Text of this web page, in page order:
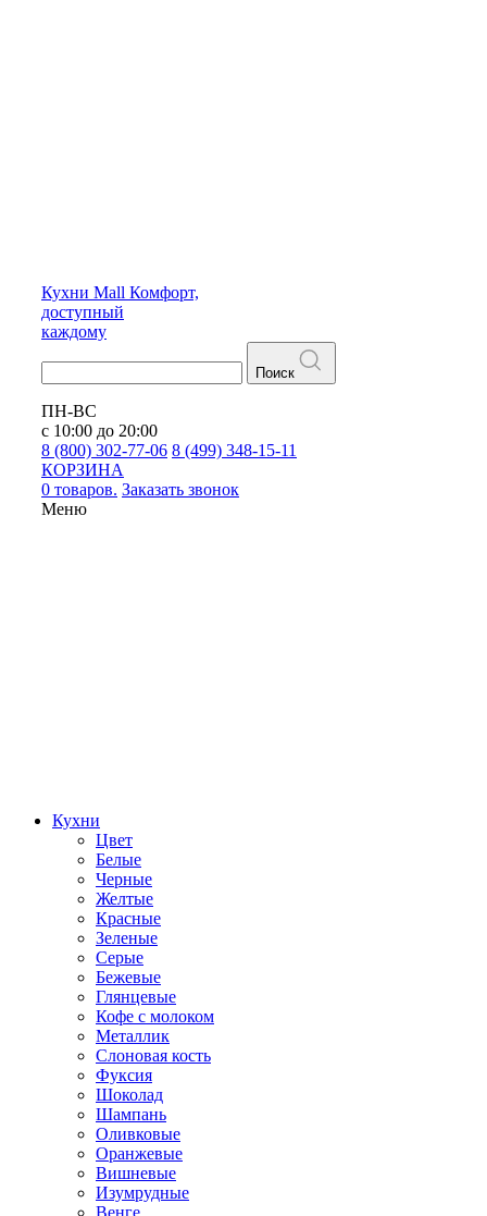
Кухни Mall Комфорт,
доступный
каждому
Поиск
ПН-ВС
с 10:00 до 20:00
8 (800) 302-77-06 8 (499) 348-15-11
КОРЗИНА
0 товаров. Заказать звонок
Меню
Кухни
Цвет
Белые
Черные
Желтые
Красные
Зеленые
Серые
Бежевые
Глянцевые
Кофе с молоком
Металлик
Слоновая кость
Фуксия
Шоколад
Шампань
Оливковые
Оранжевые
Вишневые
Изумрудные
Венге